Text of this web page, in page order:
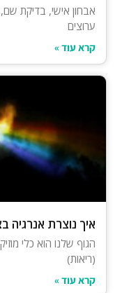
אבחון אישי, בדיקת
ערוצים
קרא עוד »
איך נוצרת אנרגיה
הגוף שלנו הוא כלי
(ריאות)
קרא עוד »